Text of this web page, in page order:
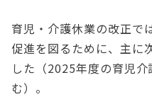
育児・介護休業の改正で
促進を図るために、主に
した（2025年度の育児
む）。